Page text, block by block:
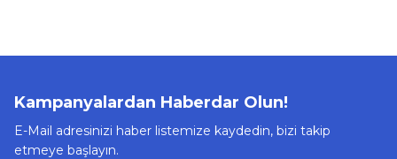
Kampanyalardan Haberdar Olun!
E-Mail adresinizi haber listemize kaydedin, bizi takip
etmeye başlayın.